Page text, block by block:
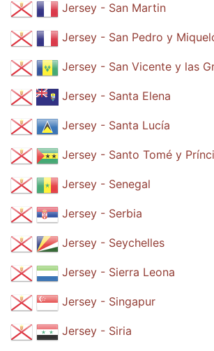
Jersey - San Martin
Jersey - San Pedro y
Jersey - San Vicente y las
Jersey - Santa Elena
Jersey - Santa Lucía
Jersey - Santo Tomé y
Jersey - Senegal
Jersey - Serbia
Jersey - Seychelles
Jersey - Sierra Leona
Jersey - Singapur
Jersey - Siria